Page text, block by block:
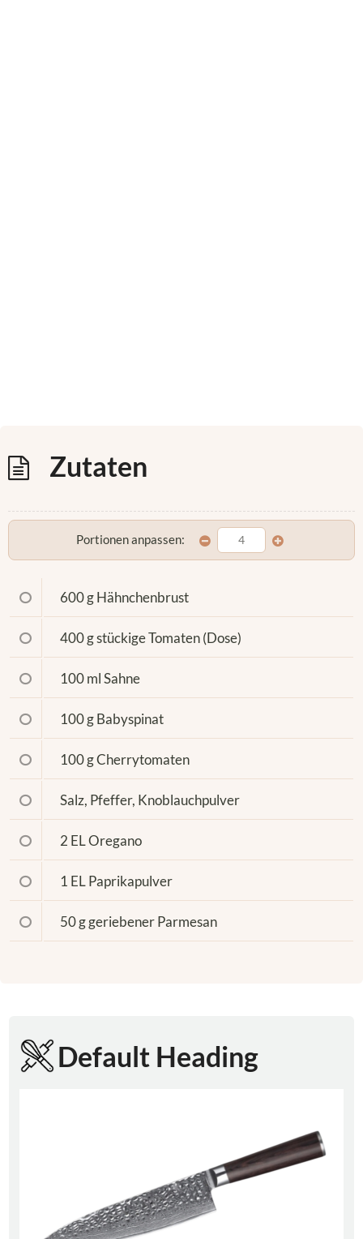
Zutaten
Portionen anpassen:
600 gHähnchenbrust
400 gstückige Tomaten (Dose)
100 mlSahne
100 gBabyspinat
100 gCherrytomaten
Salz, Pfeffer, Knoblauchpulver
2 ELOregano
1 ELPaprikapulver
50 g geriebenerParmesan
Default Heading